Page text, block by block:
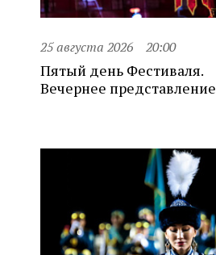
25 августа 2026 20:00
Пятый день Фестиваля.
Вечернее представление